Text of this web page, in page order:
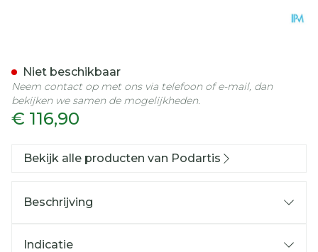
€ 116,90
Niet beschikbaar
Neem contact op met ons via telefoon of e-mail, dan
bekijken we samen de mogelijkheden.
Bekijk alle producten van Podartis
Beschrijving
Indicatie